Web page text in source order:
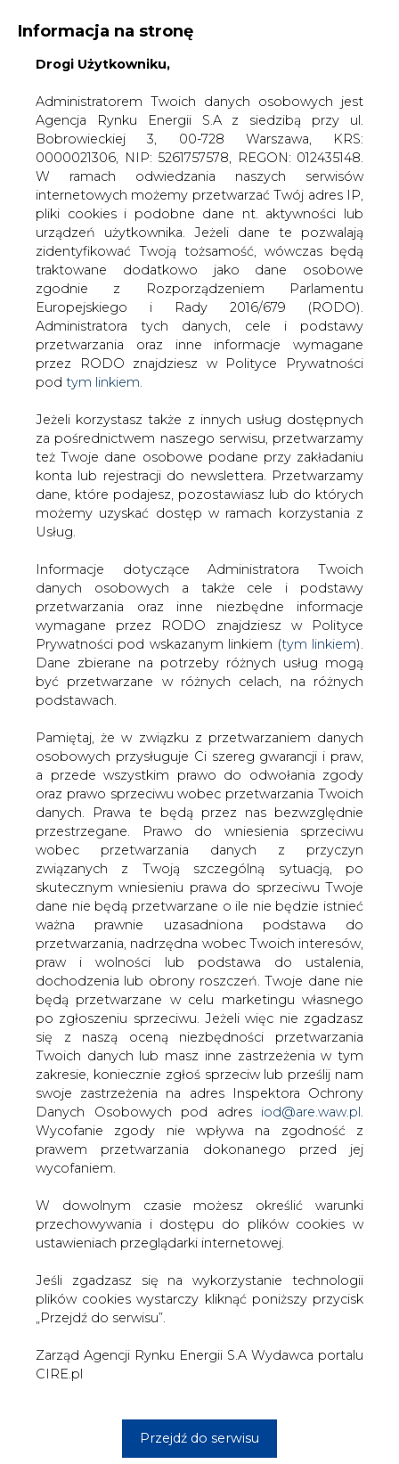
KONTAKT:
WYDAWCA PORTALU:
WYSOKI KONTRAST A A
ZALOGUJ SIĘ
WŁĄCZ CIRE.TV
Informacja na stronę
Drogi Użytkowniku,
Administratorem Twoich danych osobowych jest
Agencja Rynku Energii S.A z siedzibą przy ul.
Bobrowieckiej 3, 00-728 Warszawa, KRS:
0000021306, NIP: 5261757578, REGON: 012435148.
W ramach odwiedzania naszych serwisów
internetowych możemy przetwarzać Twój adres IP,
pliki cookies i podobne dane nt. aktywności lub
urządzeń użytkownika. Jeżeli dane te pozwalają
zidentyfikować Twoją tożsamość, wówczas będą
traktowane dodatkowo jako dane osobowe
zgodnie z Rozporządzeniem Parlamentu
Europejskiego i Rady 2016/679 (RODO).
Administratora tych danych, cele i podstawy
przetwarzania oraz inne informacje wymagane
przez RODO znajdziesz w Polityce Prywatności
pod tym linkiem.
Jeżeli korzystasz także z innych usług dostępnych
za pośrednictwem naszego serwisu, przetwarzamy
też Twoje dane osobowe podane przy zakładaniu
konta lub rejestracji do newslettera. Przetwarzamy
dane, które podajesz, pozostawiasz lub do których
możemy uzyskać dostęp w ramach korzystania z
Usług.
Informacje dotyczące Administratora Twoich
danych osobowych a także cele i podstawy
przetwarzania oraz inne niezbędne informacje
wymagane przez RODO znajdziesz w Polityce
Prywatności pod wskazanym linkiem (tym linkiem).
Dane zbierane na potrzeby różnych usług mogą
być przetwarzane w różnych celach, na różnych
podstawach.
Pamiętaj, że w związku z przetwarzaniem danych
osobowych przysługuje Ci szereg gwarancji i praw,
a przede wszystkim prawo do odwołania zgody
oraz prawo sprzeciwu wobec przetwarzania Twoich
danych. Prawa te będą przez nas bezwzględnie
przestrzegane. Prawo do wniesienia sprzeciwu
wobec przetwarzania danych z przyczyn
związanych z Twoją szczególną sytuacją, po
skutecznym wniesieniu prawa do sprzeciwu Twoje
dane nie będą przetwarzane o ile nie będzie istnieć
ważna prawnie uzasadniona podstawa do
przetwarzania, nadrzędna wobec Twoich interesów,
praw i wolności lub podstawa do ustalenia,
dochodzenia lub obrony roszczeń. Twoje dane nie
będą przetwarzane w celu marketingu własnego
po zgłoszeniu sprzeciwu. Jeżeli więc nie zgadzasz
się z naszą oceną niezbędności przetwarzania
Twoich danych lub masz inne zastrzeżenia w tym
zakresie, koniecznie zgłoś sprzeciw lub prześlij nam
swoje zastrzeżenia na adres Inspektora Ochrony
Danych Osobowych pod adres iod@are.waw.pl
Wycofanie zgody nie wpływa na zgodność z
prawem przetwarzania dokonanego przed jej
wycofaniem.
W dowolnym czasie możesz określić warunki
przechowywania i dostępu do plików cookies w
ustawieniach przeglądarki internetowej.
Jeśli zgadzasz się na wykorzystanie technologii
plików cookies wystarczy kliknąć poniższy przycisk
„Przejdź do serwisu”.
Zarząd Agencji Rynku Energii S.A Wydawca portalu
CIRE.pl
Przejdź do serwisu
Strona główna SERWIS INFORMACYJNY CIRE 24
Śledztwa w sprawie KDT
2005-11-24 00:00
skomentuj
udostępnij:
Śledztwa w sprawie KDT
Bruksela zakwestionowała wczoraj
kontrakty długoterminowe w polskiej
energetyce &#8211; czytamy
Rzeczpospolitej.
Zgodnie z wcześniejszymi informacjami dziennika
Komisja Europejska rozpoczęła śledztwo w sprawie
kontraktów długoterminowych w energetyce. Niepokój
Komisji budzą zapisy przygotowanego przez poprzedni
rząd projektu ustawy.
Cytowana przez Rzeczpospolitą Neelie Kroes, unijna
komisarz ds. konkurencji wyjaśnia, że KE musi sprawdzić,
czy odszkodowania proponowane wytwórcom są
proporcjonalne do poniesionych strat oraz, że czy
utrudnią konkurencyjnym firmom wejścia na rynek.
#Energetyka #kraj
Artykuł powstał bez wsparcia narzędzi sztucznej inteligencji.
Wydawca portalu CIRE zgadza się na włączenie publikacji do
TREŚĆ KOMENTARZA